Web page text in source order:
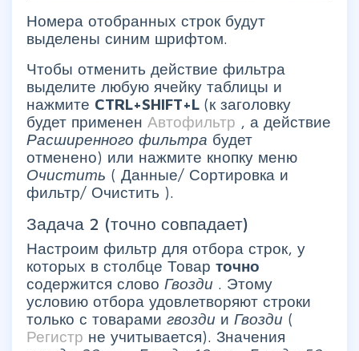
Номера отобранных строк будут
выделены синим шрифтом.
Чтобы отменить действие фильтра
выделите любую ячейку таблицы и
нажмите CTRL+SHIFT+L (к заголовку
будет применен Автофильтр
, а действие
Расширенного фильтра будет
отменено) или нажмите кнопку меню
Очистить ( Данные/ Сортировка и
фильтр/ Очистить ).
Задача 2 (точно совпадает)
Настроим фильтр для отбора строк, у
которых в столбце Товар точно
содержится слово Гвозди
. Этому
условию отбора удовлетворяют строки
только с товарами гвозди и Гвозди (
Регистр не учитывается). Значения